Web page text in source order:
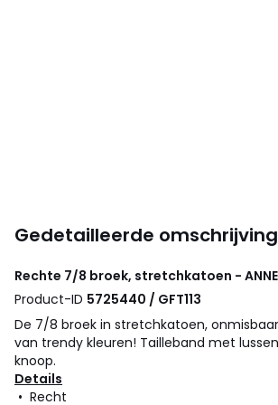
Gedetailleerde omschrijving
Rechte 7/8 broek, stretchkatoen - ANNE
Product-ID 5725440 / GFT113
De 7/8 broek in stretchkatoen,
van trendy kleuren! Tailleband met
knoop.
Details
• Recht